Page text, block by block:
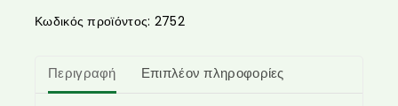
Κωδικός προϊόντος: 2752
Περιγραφή Επιπλέον πληροφορίες